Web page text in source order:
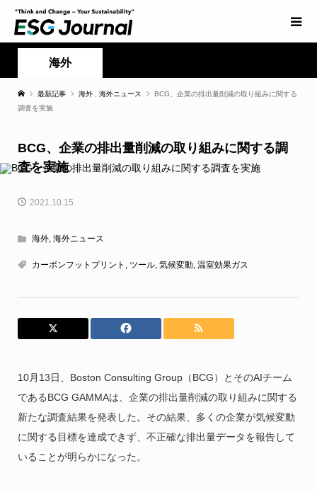
海外
最新記事 海外 海外ニュース
BCG、企業の排出量削減の取り組みに関する
調査を実施
BCG、企業の排出量削減の取り組みに関する調
査を実施
2021.10.15
海外, 海外ニュース
カーボンフットプリント , ツール, 気候変動, 温室効果ガス
10月13日、Boston Consulting Group（BCG）とそのAIチーム
であるBCG GAMMAは、企業の排出量削減の取り組みに関する
新たな調査結果を発表した。その結果、多くの企業が気候変動
に関する目標を達成できず、不正確な排出量データを報告して
いることが明らかになった。